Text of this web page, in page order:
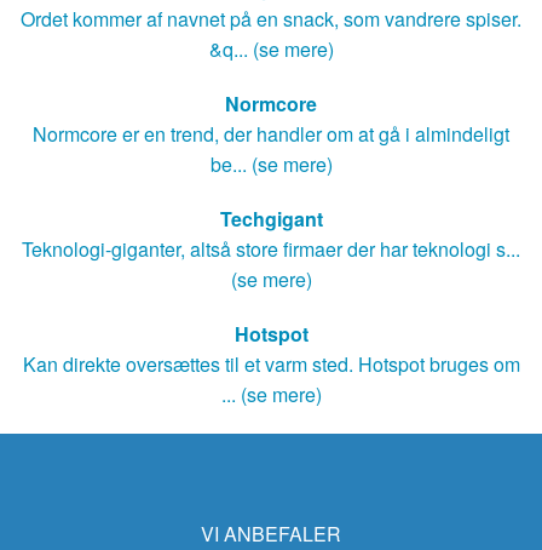
Ordet kommer af navnet på en snack, som vandrere spiser.
&q... (se mere)
Normcore
Normcore er en trend, der handler om at gå i almindeligt
be... (se mere)
Techgigant
Teknologi-giganter, altså store firmaer der har teknologi s...
(se mere)
Hotspot
Kan direkte oversættes til et varm sted. Hotspot bruges om
... (se mere)
VI ANBEFALER